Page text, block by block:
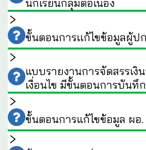
นักเรียนกลุ่มต่อเนื่อง
ขั้นตอนการเเก้ไขข้อมูลผู้ป
แบบรายงานการจัดสรรเ
เงื่อนไข มีขั้นตอนการบันทึ
ขั้นตอนการแก้ไขข้อมูล ผอ.